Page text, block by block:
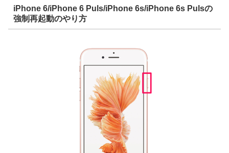
iPhone 6/iPhone 6 Puls/iPhone 6s/iPhone 6s Pulsの
強制再起動のやり方